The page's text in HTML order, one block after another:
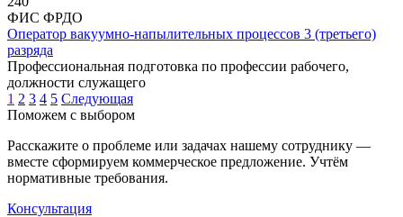
ФИС ФРДО
Оператор вакуумно-напылительных процессов 3 (третьего)
разряда
Профессиональная подготовка по профессии рабочего,
должности служащего
1 2 3 4 5 Следующая
Поможем с выбором
Расскажите о проблеме или задачах нашему сотруднику —
вместе сформируем коммерческое предложение. Учтём
нормативные требования.
Консультация